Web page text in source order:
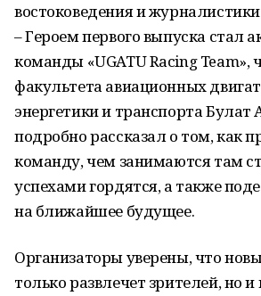
востоковедения и
– Героем первого выпуска стал
команды «UGATU Racing Team»,
факультета авиационных
энергетики и транспорта
подробно рассказал о том, как
команду, чем занимаются там
успехами гордятся, а также
на ближайшее будущее.
Организаторы уверены, что
только развлечет зрителей, но